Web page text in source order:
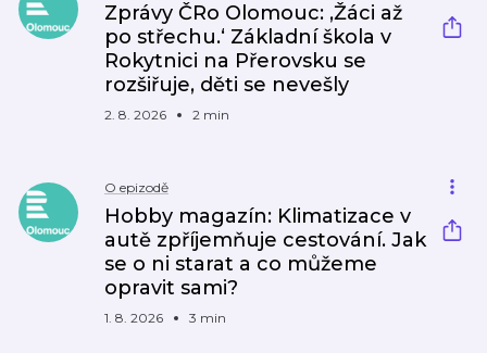
Zprávy ČRo Olomouc: ‚Žáci až
po střechu.‘ Základní škola v
Rokytnici na Přerovsku se
rozšiřuje, děti se nevešly
2. 8. 2026 2 min
O epizodě
Hobby magazín: Klimatizace v
autě zpříjemňuje cestování. Jak
se o ni starat a co můžeme
opravit sami?
1. 8. 2026 3 min